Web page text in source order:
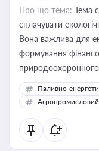
Про що тема: Тема
сплачувати
Вона важлива для
формування
Паливно-